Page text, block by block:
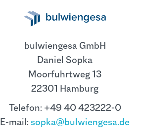
bulwiengesa GmbH
Daniel Sopka
Moorfuhrtweg 13
22301 Hamburg
Telefon: +49 40 423222-0
E-mail: sopka@bulwiengesa.de